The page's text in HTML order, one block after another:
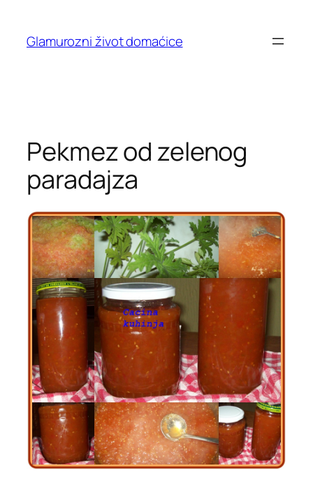
content
Glamurozni život domaćice
Pekmez od zelenog
paradajza